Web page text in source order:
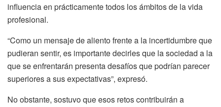
influencia en prácticamente todos los ámbitos de la vida
profesional.
“Como un mensaje de aliento frente a la incertidumbre que
pudieran sentir, es importante decirles que la sociedad a la
que se enfrentarán presenta desafíos que podrían parecer
superiores a sus expectativas”, expresó.
No obstante, sostuvo que esos retos contribuirán a